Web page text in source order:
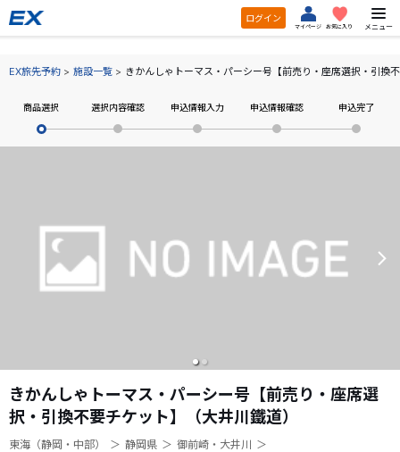
ログイン
マイページ お気に入り メニュー
EX旅先予約 施設一覧 きかんしゃトーマス・パーシー号【前売り・座席選択・引換
商品選択 選択内容確認 申込情報入力 申込情報確認 申込完了
きかんしゃトーマス・パーシー号【前売り・座席選
択・引換不要チケット】（大井川鐵道）
東海（静岡・中部） 静岡県
御前崎・大井川